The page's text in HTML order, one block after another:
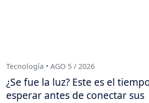
Tecnología • AGO 5 / 2026
¿Se fue la luz? Este es el
esperar antes de conectar sus